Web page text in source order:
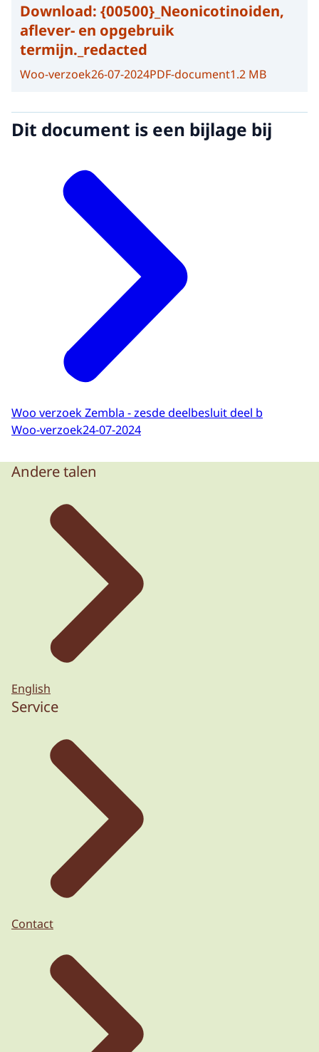
Download: {00500}_Neonicotinoiden,
aflever- en opgebruik
termijn._redacted
Woo-verzoek26-07-2024PDF-document1.2 MB
Dit document is een bijlage bij
Woo verzoek Zembla - zesde deelbesluit deel b
Woo-verzoek24-07-2024
Andere talen
English
Service
Contact